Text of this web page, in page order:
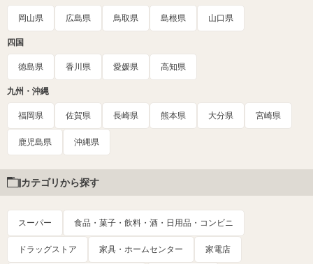
岡山県 広島県 鳥取県 島根県 山口県
四国
徳島県 香川県 愛媛県 高知県
九州・沖縄
福岡県 佐賀県 長崎県 熊本県 大分県 宮崎県
鹿児島県 沖縄県
カテゴリから探す
スーパー 食品・菓子・飲料・酒・日用品・コンビニ
ドラッグストア 家具・ホームセンター 家電店